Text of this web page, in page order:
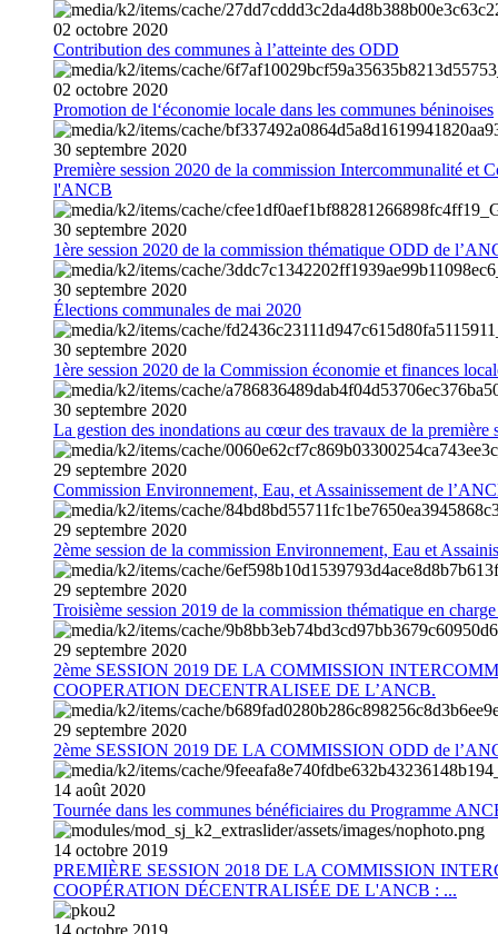
02 octobre 2020
Contribution des communes à l’atteinte des ODD
02 octobre 2020
Promotion de l‘économie locale dans les communes béninoises
30 septembre 2020
Première session 2020 de la commission Intercommunalité et
l'ANCB
30 septembre 2020
1ère session 2020 de la commission thématique ODD de
30 septembre 2020
Élections communales de mai 2020
30 septembre 2020
1ère session 2020 de la Commission économie et finances
30 septembre 2020
La gestion des inondations au cœur des travaux de la première
29 septembre 2020
Commission Environnement, Eau, et Assainissement de
29 septembre 2020
2ème session de la commission Environnement, Eau et
29 septembre 2020
Troisième session 2019 de la commission thématique en
29 septembre 2020
2ème SESSION 2019 DE LA COMMISSION
COOPERATION DECENTRALISEE DE L’ANCB.
29 septembre 2020
2ème SESSION 2019 DE LA COMMISSION ODD de
14 août 2020
Tournée dans les communes bénéficiaires du Programme
14 octobre 2019
PREMIÈRE SESSION 2018 DE LA COMMISSION
COOPÉRATION DÉCENTRALISÉE DE L'ANCB : ...
14 octobre 2019